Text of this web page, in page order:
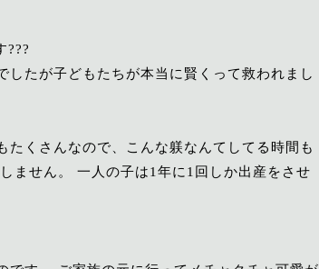
???
たが子どもたちが本当に賢くって救われまし
くさんなので、こんな躾なんてしてる時間も
ません。 一人の子は1年に1回しか出産をさせ